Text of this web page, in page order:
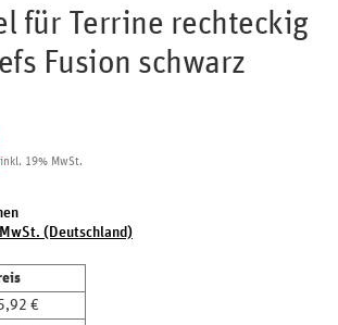
für Terrine rechteckig
Fusion schwarz
inkl. 19% MwSt.
(Deutschland)
€